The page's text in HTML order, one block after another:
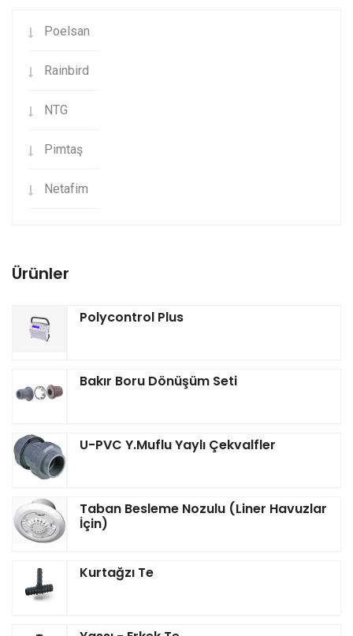
Poelsan
Rainbird
NTG
Pimtaş
Netafim
Ürünler
Polycontrol Plus
Bakır Boru Dönüşüm Seti
U-PVC Y.Muflu Yaylı Çekvalfler
Taban Besleme Nozulu (Liner Havuzlar
İçin)
Kurtağzı Te